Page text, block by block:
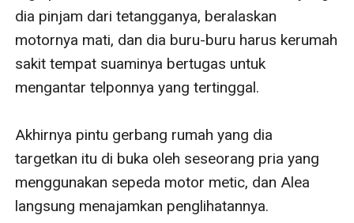
dia pinjam dari tetangganya, beralaskan
motornya mati, dan dia buru-buru harus kerumah
sakit tempat suaminya bertugas untuk
mengantar telponnya yang tertinggal.
Akhirnya pintu gerbang rumah yang dia
targetkan itu di buka oleh seseorang pria yang
menggunakan sepeda motor metic, dan Alea
langsung menajamkan penglihatannya.